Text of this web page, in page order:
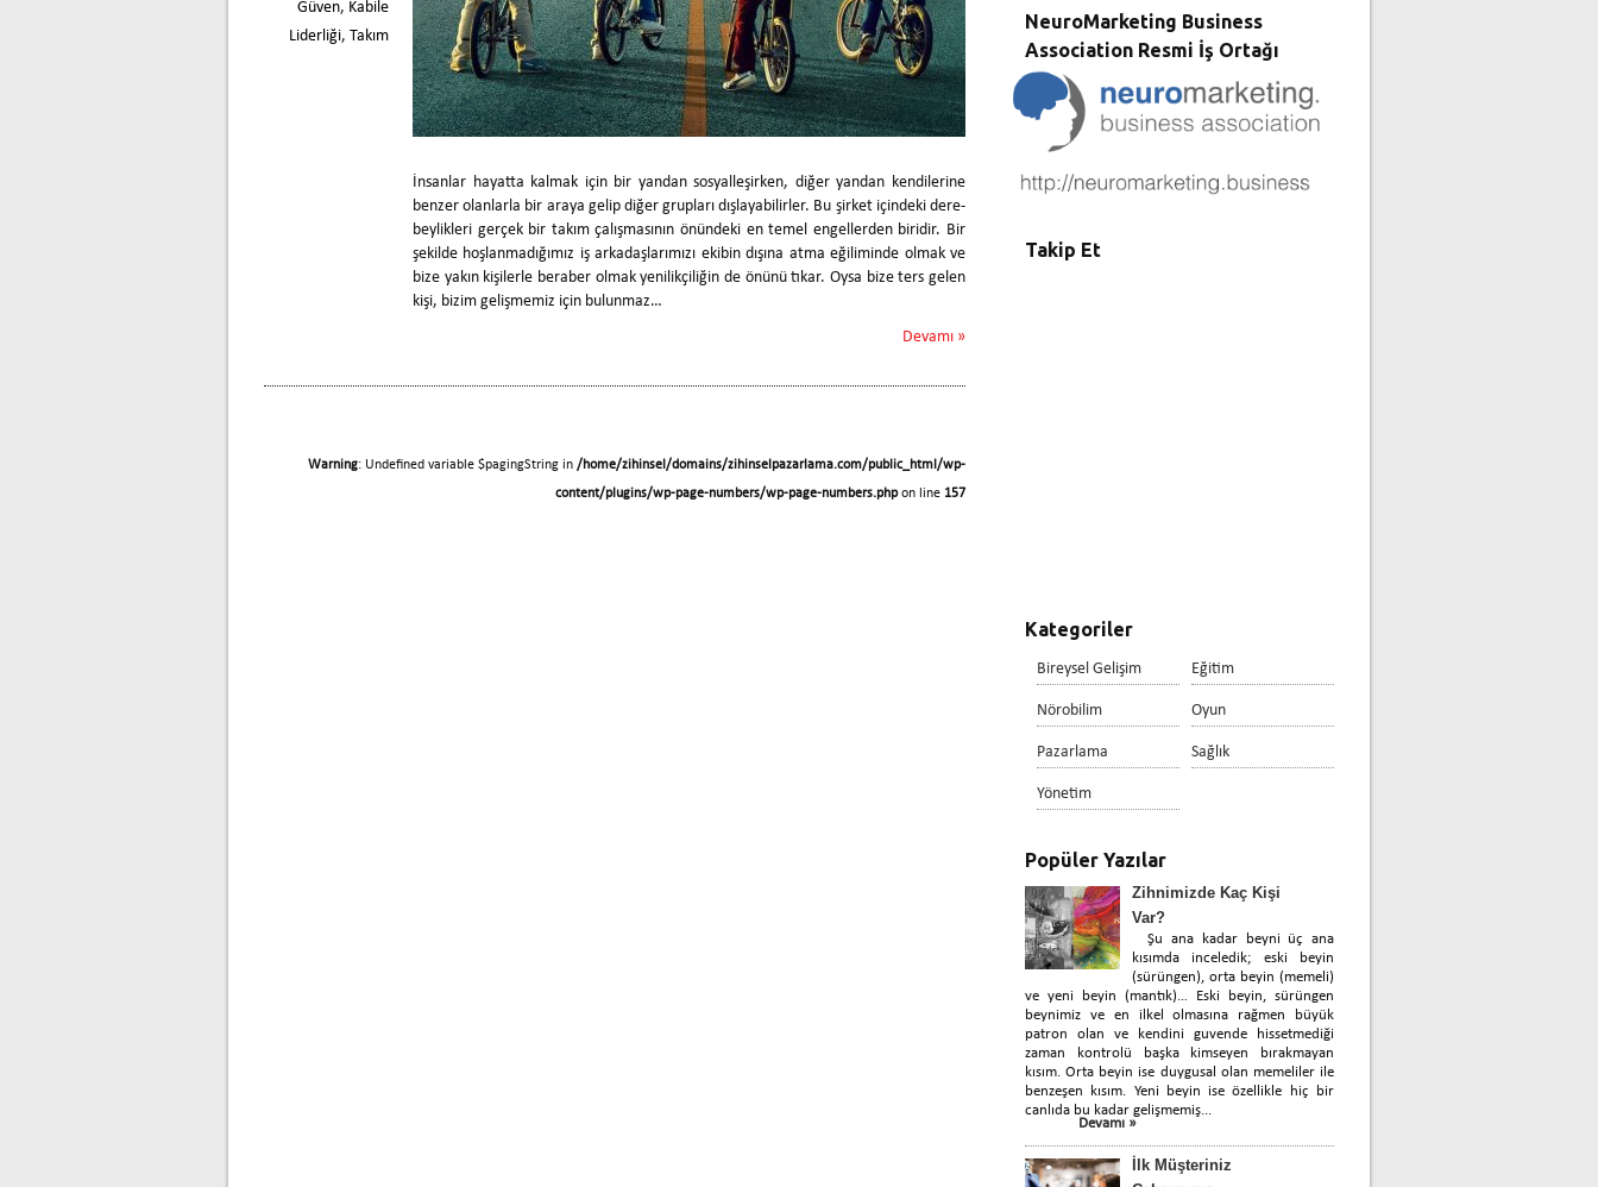
Güven, Kabile
Liderliği, Takım
İnsanlar hayatta kalmak için bir yandan sosyalleşirken, diğer yandan kendilerine
benzer olanlarla bir araya gelip diğer grupları dışlayabilirler. Bu şirket içindeki dere-
beylikleri gerçek bir takım çalışmasının önündeki en temel engellerden biridir. Bir
şekilde hoşlanmadığımız iş arkadaşlarımızı ekibin dışına atma eğiliminde olmak ve
bize yakın kişilerle beraber olmak yenilikçiliğin de önünü tıkar. Oysa bize ters gelen
kişi, bizim gelişmemiz için bulunmaz…
Devamı »
Warning: Undefined variable $pagingString in /home/zihinsel/domains/zihinselpazarlama.com/public_html/wp-
content/plugins/wp-page-numbers/wp-page-numbers.phpon line 157
NeuroMarketing Business
Association Resmi İş Ortağı
Takip Et
Kategoriler
Bireysel Gelişim Eğitim
Nörobilim Oyun
Pazarlama Sağlık
Yönetim
Popüler Yazılar
Zihnimizde Kaç Kişi
Var?
Şu ana kadar beyni üç ana
kısımda inceledik; eski beyin
(sürüngen), orta beyin (memeli)
ve yeni beyin (mantık)… Eski beyin, sürüngen
beynimiz ve en ilkel olmasına rağmen büyük
patron olan ve kendini guvende hissetmediği
zaman kontrolü başka kimseyen bırakmayan
kısım. Orta beyin ise duygusal olan memeliler ile
benzeşen kısım. Yeni beyin ise özellikle hiç bir
canlıda bu kadar gelişmemiş...
Devamı »
İlk Müşteriniz